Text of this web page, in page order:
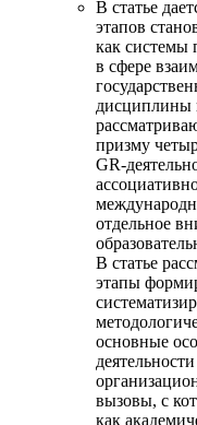
В статье
этапов
как системы
в сфере
дисциплины
призму
GR-
отдельное
В статье
этапы
основные
вызовы, с
как